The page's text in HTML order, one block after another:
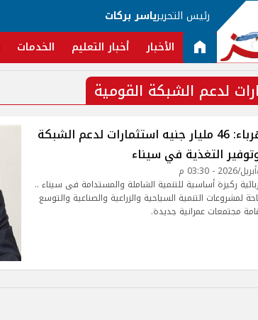
رئيس التحريرياسر بركات
الأخبار أخبار التعليم الخدمات
لدعم الشبكة القومية
وزير الكهرباء: 46 مليار جنيه استثمارات لدعم الشبكة
التغذية في سيناء
ركيزة أساسية للتنمية الشاملة والمستدامة فى سيناء ..
لمشروعات التنمية السياحية والزراعية والصناعية والتوسع
مجتمعات عمرانية جديدة.